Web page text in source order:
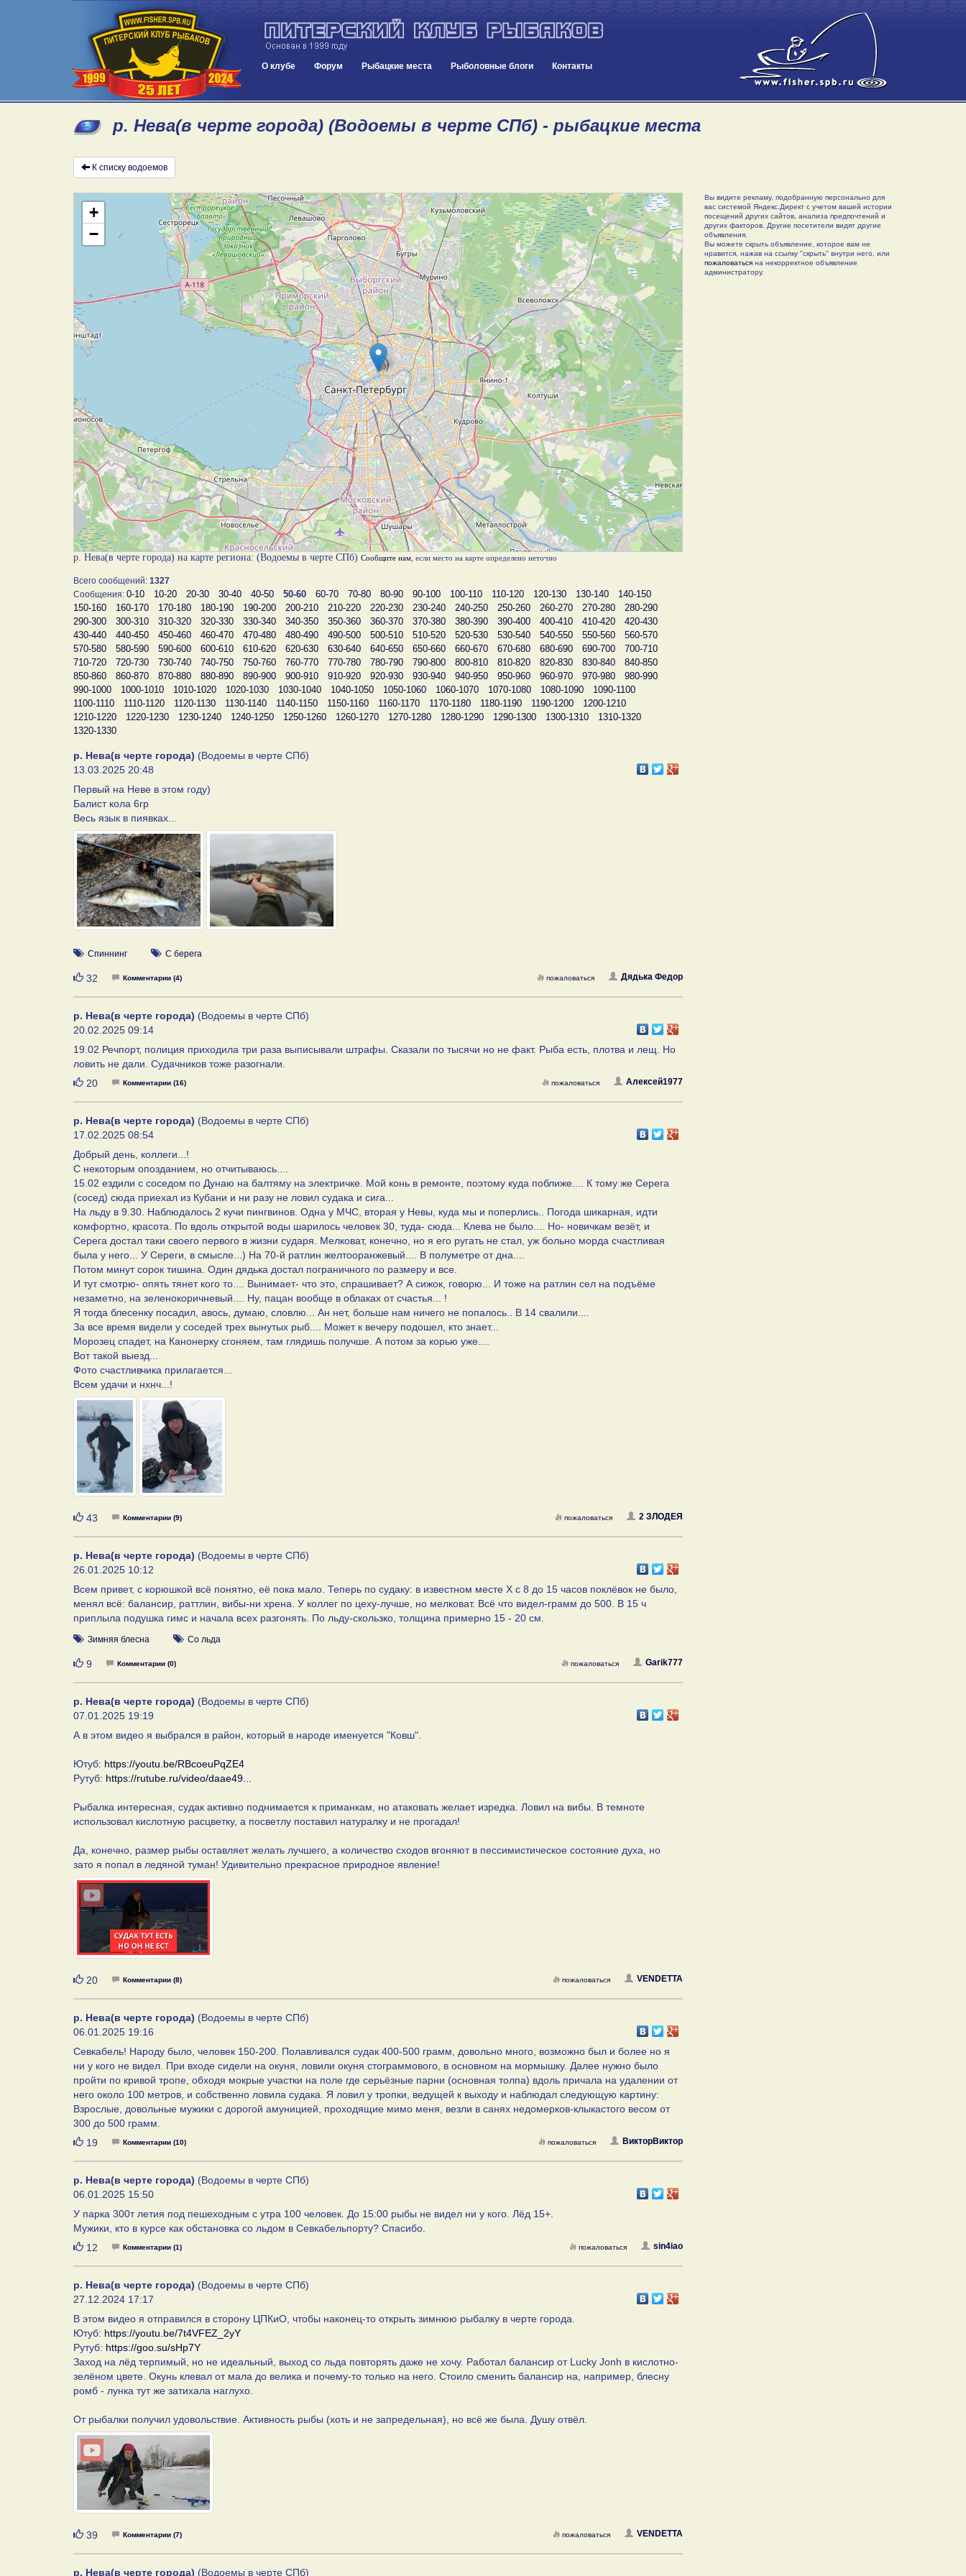
О клубе Форум Рыбацкие места Рыболовные блоги Контакты
р. Нева(в черте города) (Водоемы в черте СПб) - рыбацкие места
К списку водоемов
+
−
р. Нева(в черте города) на карте региона: (Водоемы в черте СПб) Сообщите нам , если место на карте определено неточно
Всего сообщений: 1327
Сообщения: 0-10 10-20 20-30 30-40 40-50 50-60 60-70 70-80 80-90 90-100 100-110 110-120 120-130 130-140
140-150
150-160
160-170 170-180 180-190 190-200 200-210 210-220 220-230 230-240 240-250 250-260 260-270 270-280
280-290
290-300
300-310 310-320 320-330 330-340 340-350 350-360 360-370 370-380 380-390 390-400 400-410 410-420
420-430
430-440
440-450 450-460 460-470 470-480 480-490 490-500 500-510 510-520 520-530 530-540 540-550 550-560
560-570
570-580
580-590 590-600 600-610 610-620 620-630 630-640 640-650 650-660 660-670 670-680 680-690 690-700
700-710
710-720
720-730 730-740 740-750 750-760 760-770 770-780 780-790 790-800 800-810 810-820 820-830 830-840
840-850
850-860
860-870 870-880 880-890 890-900 900-910 910-920 920-930 930-940 940-950 950-960 960-970 970-980
980-990
990-1000
1000-1010 1010-1020 1020-1030 1030-1040 1040-1050 1050-1060 1060-1070 1070-1080 1080-1090
1090-1100
1100-1110
1110-1120 1120-1130 1130-1140 1140-1150 1150-1160 1160-1170 1170-1180 1180-1190 1190-1200
1200-1210
1210-1220
1220-1230 1230-1240 1240-1250 1250-1260 1260-1270 1270-1280 1280-1290 1290-1300 1300-1310
1310-1320
1320-1330
р. Нева(в черте города) (Водоемы в черте СПб)
13.03.2025 20:48
Первый на Неве в этом году)
Балист кола 6гр
Весь язык в пиявках...
Спиннинг С берега
Нравится
32 Комментарии (4) Дядька Федор
пожаловаться
р. Нева(в черте города) (Водоемы в черте СПб)
20.02.2025 09:14
19.02 Речпорт, полиция приходила три раза выписывали штрафы. Сказали по тысячи но не факт. Рыба есть, плотва и лещ. Но
ловить не дали. Судачников тоже разогнали.
Нравится
20 Комментарии (16) Алексей1977
пожаловаться
р. Нева(в черте города) (Водоемы в черте СПб)
17.02.2025 08:54
Добрый день, коллеги...!
С некоторым опозданием, но отчитываюсь....
15.02 ездили с соседом по Дунаю на балтяму на электричке. Мой конь в ремонте, поэтому куда поближе.... К тому же Серега
(сосед) сюда приехал из Кубани и ни разу не ловил судака и сига...
На льду в 9.30. Наблюдалось 2 кучи пингвинов. Одна у МЧС, вторая у Невы, куда мы и поперлись.. Погода шикарная, идти
комфортно, красота. По вдоль открытой воды шарилось человек 30, туда- сюда... Клева не было.... Но- новичкам везёт, и
Серега достал таки своего первого в жизни сударя. Мелковат, конечно, но я его ругать не стал, уж больно морда счастливая
была у него... У Сереги, в смысле...) На 70-й ратлин желтооранжевый.... В полуметре от дна....
Потом минут сорок тишина. Один дядька достал пограничного по размеру и все.
И тут смотрю- опять тянет кого то.... Вынимает- что это, спрашивает? А сижок, говорю... И тоже на ратлин сел на подъёме
незаметно, на зеленокоричневый.... Ну, пацан вообще в облаках от счастья... !
Я тогда блесенку посадил, авось, думаю, словлю... Ан нет, больше нам ничего не попалось.. В 14 свалили....
За все время видели у соседей трех вынутых рыб.... Может к вечеру подошел, кто знает...
Морозец спадет, на Канонерку сгоняем, там глядишь получше. А потом за корью уже....
Вот такой выезд...
Фото счастливчика прилагается...
Всем удачи и нхнч...!
Нравится
43 Комментарии (9) 2 ЗЛОДЕЯ
пожаловаться
р. Нева(в черте города) (Водоемы в черте СПб)
26.01.2025 10:12
Всем привет, с корюшкой всё понятно, её пока мало. Теперь по судаку: в известном месте Х с 8 до 15 часов поклёвок не было,
менял всё: балансир, раттлин, вибы-ни хрена. У коллег по цеху-лучше, но мелковат. Всё что видел-грамм до 500. В 15 ч
приплыла подушка гимс и начала всех разгонять. По льду-скользко, толщина примерно 15 - 20 см.
Зимняя блесна Со льда
Нравится
9 Комментарии (0) Garik777
пожаловаться
р. Нева(в черте города) (Водоемы в черте СПб)
07.01.2025 19:19
А в этом видео я выбрался в район, который в народе именуется "Ковш".
Ютуб: https://youtu.be/RBcoeuPqZE4
Рутуб: https://rutube.ru/video/daae49...
Рыбалка интересная, судак активно поднимается к приманкам, но атаковать желает изредка. Ловил на вибы. В темноте
использовал кислотную расцветку, а посветлу поставил натуралку и не прогадал!
Да, конечно, размер рыбы оставляет желать лучшего, а количество сходов вгоняют в пессимистическое состояние духа, но
зато я попал в ледяной туман! Удивительно прекрасное природное явление!
Нравится
20 Комментарии (8) VENDETTA
пожаловаться
р. Нева(в черте города) (Водоемы в черте СПб)
06.01.2025 19:16
Севкабель! Народу было, человек 150-200. Полавливался судак 400-500 грамм, довольно много, возможно был и более но я
ни у кого не видел. При входе сидели на окуня, ловили окуня стограммового, в основном на мормышку. Далее нужно было
пройти по кривой тропе, обходя мокрые участки на поле где серьёзные парни (основная толпа) вдоль причала на удалении от
него около 100 метров, и собственно ловила судака. Я ловил у тропки, ведущей к выходу и наблюдал следующую картину:
Взрослые, довольные мужики с дорогой амуницией, проходящие мимо меня, везли в санях недомерков-клыкастого весом от
300 до 500 грамм.
Нравится
19 Комментарии (10) ВикторВиктор
пожаловаться
р. Нева(в черте города) (Водоемы в черте СПб)
06.01.2025 15:50
У парка 300т летия под пешеходным с утра 100 человек. До 15:00 рыбы не видел ни у кого. Лёд 15+.
Мужики, кто в курсе как обстановка со льдом в Севкабельпорту? Спасибо.
Нравится
12 Комментарии (1) sin4iao
пожаловаться
р. Нева(в черте города) (Водоемы в черте СПб)
27.12.2024 17:17
В этом видео я отправился в сторону ЦПКиО, чтобы наконец-то открыть зимнюю рыбалку в черте города.
Ютуб: https://youtu.be/7t4VFEZ_2yY
Рутуб: https://goo.su/sHp7Y
Заход на лёд терпимый, но не идеальный, выход со льда повторять даже не хочу. Работал балансир от Lucky Jonh в кислотно-
зелёном цвете. Окунь клевал от мала до велика и почему-то только на него. Стоило сменить балансир на, например, блесну
ромб - лунка тут же затихала наглухо.
От рыбалки получил удовольствие. Активность рыбы (хоть и не запредельная), но всё же была. Душу отвёл.
Нравится
39 Комментарии (7) VENDETTA
пожаловаться
р. Нева(в черте города) (Водоемы в черте СПб)
Вы видите рекламу, подобранную персонально для
вас системой Яндекс.Директ с учетом вашей истории
посещений других сайтов, анализа предпочтений и
других факторов. Другие посетители видят другие
объявления.
Вы можете скрыть объявление, которое вам не
нравится, нажав на ссылку "скрыть" внутри него, или
пожаловатьсяна некорректное объявление
администратору.